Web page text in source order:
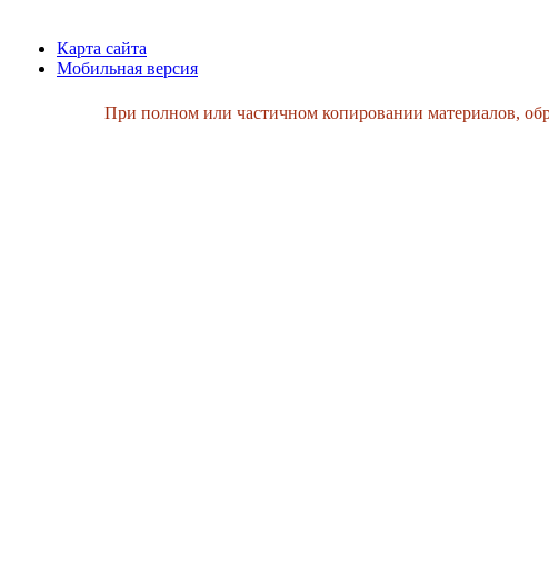
Карта сайта
Мобильная версия
При полном или частичном копировании материалов,